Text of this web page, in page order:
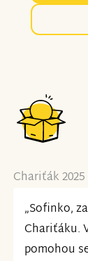
Chariťák 2025
„Sofinko,
Chariťáku.
pomohou